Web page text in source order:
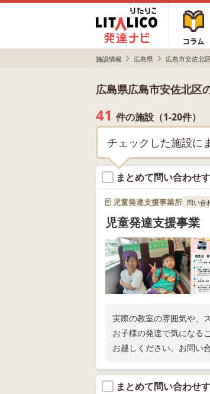
施設情報 広島県 広島市安佐北
広島県広島市安佐北区
41 件の施設（1-20件）
チェックした施設に
まとめて問い合わせ
児童発達支援事業所 問い合
児童発達支援事業
実際の教室の雰囲気や、
お子様の発達で気になる
お越しください。お問い
まとめて問い合わせ